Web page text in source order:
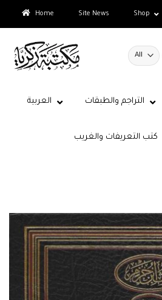
Home Site News Shop
التراجم والطبقات العربية
كتب التعريفات والغريب